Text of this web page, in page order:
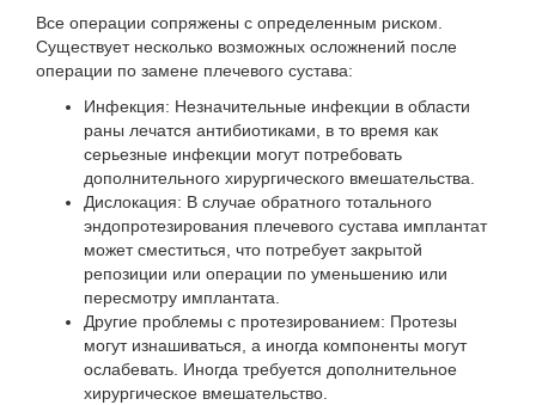
Все операции сопряжены с определенным риском.
Существует несколько возможных осложнений после
операции по замене плечевого сустава:
Инфекция: Незначительные инфекции в области
раны лечатся антибиотиками, в то время как
серьезные инфекции могут потребовать
дополнительного хирургического вмешательства.
Дислокация: В случае обратного тотального
эндопротезирования плечевого сустава имплантат
может сместиться, что потребует закрытой
репозиции или операции по уменьшению или
пересмотру имплантата.
Другие проблемы с протезированием: Протезы
могут изнашиваться, а иногда компоненты могут
ослабевать. Иногда требуется дополнительное
хирургическое вмешательство.